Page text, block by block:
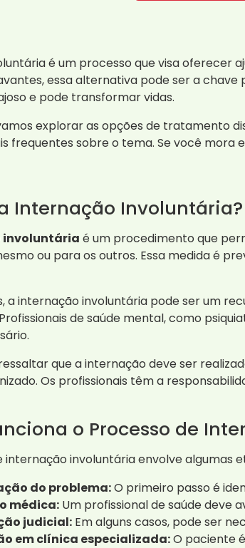
é um processo que visa oferecer
essa alternativa pode ser a
e pode transformar vidas.
explorar as opções de tratamento
frequentes sobre o tema. Se você
Internação Involuntária?
involuntária é um procedimento que
ou para os outros. Essa medida é
a internação involuntária pode ser um
de saúde mental, como
que a internação deve ser
Os profissionais têm a
o Processo de
internação involuntária envolve algumas
do problema:O primeiro passo é
médica: Um profissional de saúde deve
judicial: Em alguns casos, pode ser
em clínica especializada:O paciente